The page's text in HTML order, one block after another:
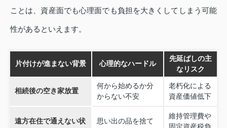
ことは、資産面でも心理面でも負担を大きくしてしまう可能
性があるといえます。
片付けが進まない背景 心理的なハードル
先延ばしの主
なリスク
相続後の空き家放置
何から始めるか分
からない不安
老朽化による
資産価値低下
遠方在住で通えない状
思い出の品を捨て
維持管理費や